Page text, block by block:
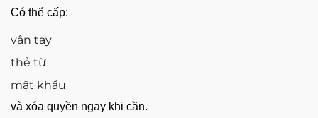
Có thể cấp:
vân tay
thẻ từ
mật khẩu
và xóa quyền ngay khi cần.